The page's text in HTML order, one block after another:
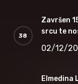
Završen
srcu te
02/12/
Elmedina